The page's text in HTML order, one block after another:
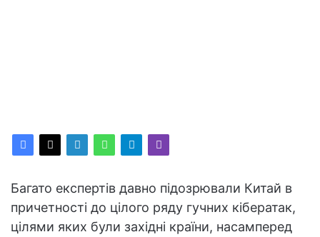
Багато експертів давно підозрювали Китай в
причетності до цілого ряду гучних кібератак,
цілями яких були західні країни, насамперед